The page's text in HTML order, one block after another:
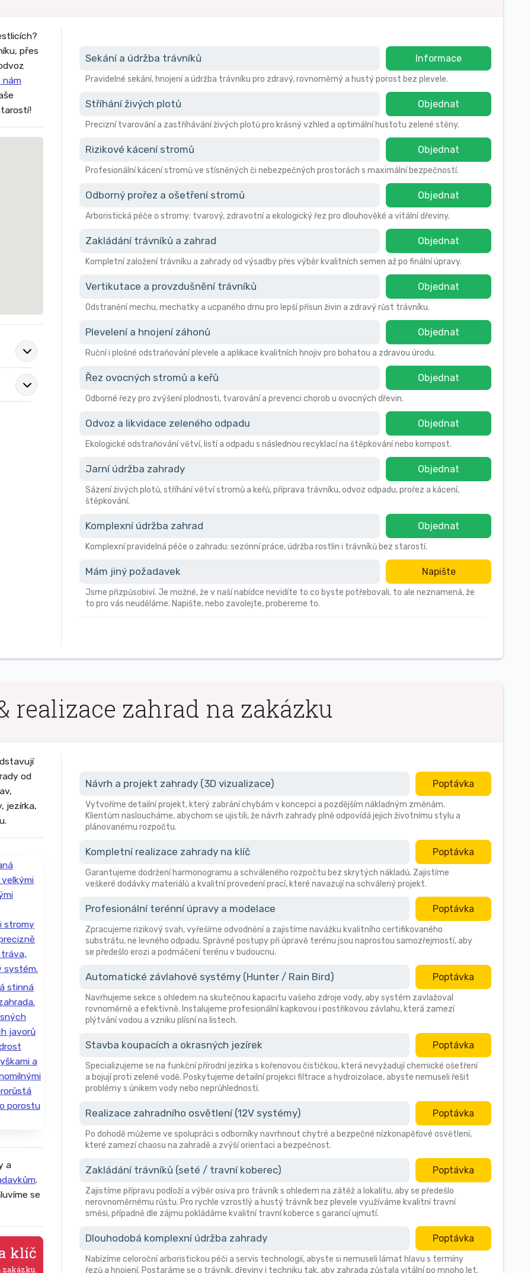
přes
nám
Sekání a údržba trávníků Informace
Pravidelné sekání, hnojení a údržba trávníku pro zdravý, rovnoměrný a hustý porost bez plevele.
Stříhání živých plotů Objednat
Precizní tvarování a zastřihávání živých plotů pro krásný vzhled a optimální hustotu zelené stěny.
Rizikové kácení stromů Objednat
Profesionální kácení stromů ve stísněných či nebezpečných prostorách s maximální bezpečností.
Odborný prořez a ošetření stromů Objednat
Arboristická péče o stromy: tvarový, zdravotní a ekologický řez pro dlouhověké a vitální dřeviny.
Zakládání trávníků a zahrad Objednat
Kompletní založení trávníku a zahrady od výsadby přes výběr kvalitních semen až po finální úpravy.
Vertikutace a provzdušnění trávníků Objednat
Odstranění mechu, mechatky a ucpaného drnu pro lepší přísun živin a zdravý růst trávníku.
Plevelení a hnojení záhonů Objednat
Ruční i plošné odstraňování plevele a aplikace kvalitních hnojiv pro bohatou a zdravou úrodu.
Řez ovocných stromů a keřů Objednat
Odborné řezy pro zvýšení plodnosti, tvarování a prevenci chorob u ovocných dřevin.
Odvoz a likvidace zeleného odpadu Objednat
Ekologické odstraňování větví, listí a odpadu s následnou recyklací na štěpkování nebo kompost.
Jarní údržba zahrady Objednat
Sázení živých plotů, stříhání větví stromů a keřů, příprava trávníku, odvoz odpadu, prořez a kácení,
štěpkování.
Komplexní údržba zahrad Objednat
Komplexní pravidelná péče o zahradu: sezónní práce, údržba rostlin i trávníků bez starostí.
Mám jiný požadavek Napište
Jsme přizpůsobiví. Je možné, že v naší nabídce nevidíte to co byste potřebovali, to ale neznamená, že
to pro vás neuděláme. Napište, nebo zavolejte, probereme to.
realizace zahrad na zakázku
od
jezírka,
a
.
se
klíč
zakázku.
Návrh a projekt zahrady (3D vizualizace) Poptávka
Vytvoříme detailní projekt, který zabrání chybám v koncepci a pozdějším nákladným změnám.
Klientům nasloucháme, abychom se ujistili, že návrh zahrady plně odpovídá jejich životnímu stylu a
plánovanému rozpočtu.
Kompletní realizace zahrady na klíč Poptávka
Garantujeme dodržení harmonogramu a schváleného rozpočtu bez skrytých nákladů. Zajistíme
veškeré dodávky materiálů a kvalitní provedení prací, které navazují na schválený projekt.
Profesionální terénní úpravy a modelace Poptávka
Zpracujeme rizikový svah, vyřešíme odvodnění a zajistíme navážku kvalitního certifikovaného
substrátu, ne levného odpadu. Správné postupy při úpravě terénu jsou naprostou samozřejmostí, aby
se předešlo erozi a podmáčení terénu v budoucnu.
Automatické závlahové systémy (Hunter / Rain Bird) Poptávka
Navrhujeme sekce s ohledem na skutečnou kapacitu vašeho zdroje vody, aby systém zavlažoval
rovnoměrně a efektivně. Instalujeme profesionální kapkovou i postřikovou závlahu, která zamezí
plýtvání vodou a vzniku plísní na listech.
Stavba koupacích a okrasných jezírek Poptávka
Specializujeme se na funkční přírodní jezírka s kořenovou čističkou, která nevyžadují chemické ošetření
a bojují proti zelené vodě. Poskytujeme detailní projekci filtrace a hydroizolace, abyste nemuseli řešit
problémy s únikem vody nebo neprůhledností.
Realizace zahradního osvětlení (12V systémy) Poptávka
Po dohodě můžeme ve spolupráci s odborníky navrhnout chytré a bezpečné nízkonapěťové osvětlení,
které zamezí chaosu na zahradě a zvýší orientaci a bezpečnost.
Zakládání trávníků (seté / travní koberec) Poptávka
Zajistíme přípravu podloží a výběr osiva pro trávník s ohledem na zátěž a lokalitu, aby se předešlo
nerovnoměrnému růstu. Pro rychle vzrostlý a hustý trávník bez plevele využíváme kvalitní travní
směsi, případně dle zájmu pokládáme kvalitní travní koberce s garancí ujmutí.
Dlouhodobá komplexní údržba zahrady Poptávka
Nabízíme celoroční arboristickou péči a servis technologií, abyste si nemuseli lámat hlavu s termíny
řezů a hnojení. Postaráme se o trávník, dřeviny i techniku tak, aby zahrada zůstala vitální po mnoho let.